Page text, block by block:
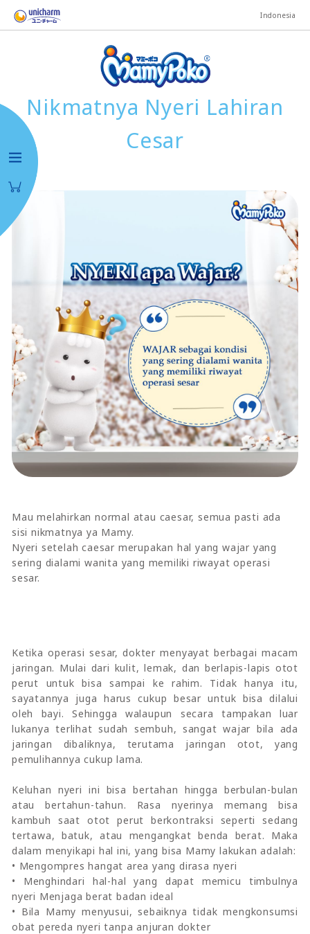
Indonesia
Nikmatnya Nyeri Lahiran
Cesar
Mau melahirkan normal atau caesar, semua pasti ada
sisi nikmatnya ya Mamy.
Nyeri setelah caesar merupakan hal yang wajar yang
sering dialami wanita yang memiliki riwayat operasi
sesar.
Ketika operasi sesar, dokter menyayat berbagai macam
jaringan. Mulai dari kulit, lemak, dan berlapis-lapis otot
perut untuk bisa sampai ke rahim. Tidak hanya itu,
sayatannya juga harus cukup besar untuk bisa dilalui
oleh bayi. Sehingga walaupun secara tampakan luar
lukanya terlihat sudah sembuh, sangat wajar bila ada
jaringan dibaliknya, terutama jaringan otot, yang
pemulihannya cukup lama.
Keluhan nyeri ini bisa bertahan hingga berbulan-bulan
atau bertahun-tahun. Rasa nyerinya memang bisa
kambuh saat otot perut berkontraksi seperti sedang
tertawa, batuk, atau mengangkat benda berat. Maka
dalam menyikapi hal ini, yang bisa Mamy lakukan adalah:
• Mengompres hangat area yang dirasa nyeri
• Menghindari hal-hal yang dapat memicu timbulnya
nyeri Menjaga berat badan ideal
• Bila Mamy menyusui, sebaiknya tidak mengkonsumsi
obat pereda nyeri tanpa anjuran dokter